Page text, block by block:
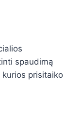
spaudimą
prisitaiko